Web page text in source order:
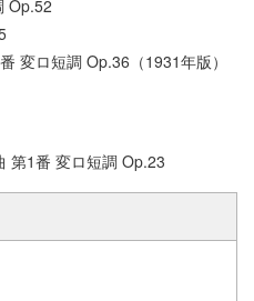
Op.52
変ロ短調 Op.36（1931年版）
第1番 変ロ短調 Op.23